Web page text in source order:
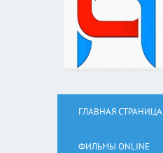
ГЛАВНАЯ СТРАНИЦА
ФИЛЬМЫ ОNLINE